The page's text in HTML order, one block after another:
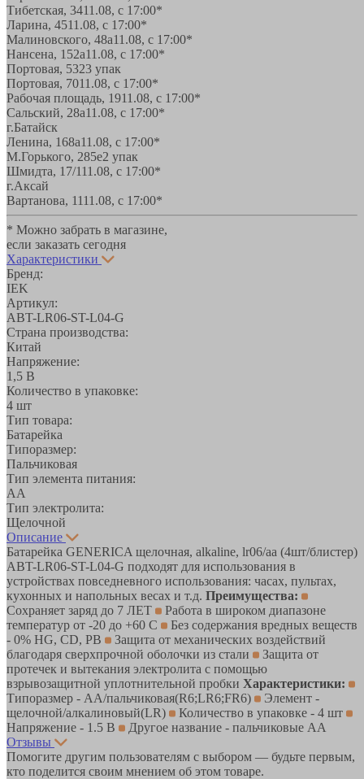
Тибетская, 3411.08, с 17:00*
Ларина, 4511.08, с 17:00*
Малиновского, 48а11.08, с 17:00*
Нансена, 152а11.08, с 17:00*
Портовая, 5323 упак
Портовая, 7011.08, с 17:00*
Рабочая площадь, 1911.08, с 17:00*
Сальский, 28a11.08, с 17:00*
г.Батайск
Ленина, 168а11.08, с 17:00*
М.Горького, 285е2 упак
Шмидта, 17/111.08, с 17:00*
г.Аксай
Вартанова, 1111.08, с 17:00*
* Можно забрать в магазине,
если заказать сегодня
Характеристики
Бренд:
IEK
Артикул:
ABT-LR06-ST-L04-G
Страна производства:
Китай
Напряжение:
1,5 В
Количество в упаковке:
4 шт
Тип товара:
Батарейка
Типоразмер:
Пальчиковая
Тип элемента питания:
AA
Тип электролита:
Щелочной
Описание
Батарейка GENERICA щелочная, alkaline, lr06/aa (4шт/блистер)
ABT-LR06-ST-L04-G подходят для использования в
устройствах повседневного использования: часах, пультах,
кухонных и напольных весах и т.д. Преимущества:
Сохраняет заряд до 7 ЛЕТ
Работа в широком диапазоне
температур от -20 до +60 С
Без содержания вредных веществ
- 0% HG, CD, PB
Защита от механических воздействий
благодаря сверхпрочной оболочки из стали
Защита от
протечек и вытекания электролита с помощью
взрывозащитной уплотнительной пробки Характеристики:
Типоразмер - AA/пальчиковая(R6;LR6;FR6)
Элемент -
щелочной/алкалиновый(LR)
Количество в упаковке - 4 шт
Напряжение - 1.5 В
Другое название - пальчиковые AA
Отзывы
Помогите другим пользователям с выбором — будьте первым,
кто поделится своим мнением об этом товаре.